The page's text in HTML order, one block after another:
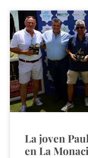
La joven
en La